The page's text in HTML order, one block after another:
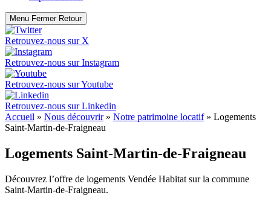
Menu Fermer Retour
Retrouvez-nous sur X
Retrouvez-nous surInstagram
Retrouvez-nous surYoutube
Retrouvez-nous surLinkedin
Accueil » Nous découvrir» Notre patrimoine locatif» Logements
Saint-Martin-de-Fraigneau
Logements Saint-Martin-de-Fraigneau
Découvrez l’offre de logements Vendée Habitat sur la commune
Saint-Martin-de-Fraigneau.